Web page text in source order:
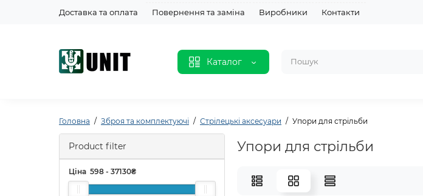
Доставка та оплата Повернення та заміна Виробники Контакти
Каталог
Головна Зброя та комплектуючі Стрілецькі аксесуари Упори для стрільби
Product filter
Ціна 598 - 37130₴
Упори для стрільби